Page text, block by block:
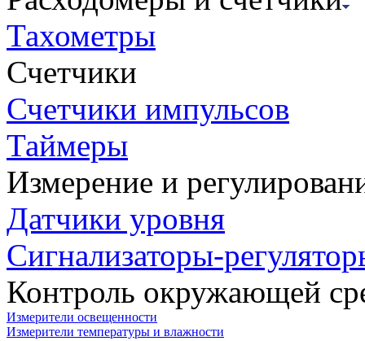
Тахометры
Счетчики
Счетчики импульсов
Таймеры
Измерение и
Датчики уровня
Сигнализаторы-
Контроль окружающей
Измерители освещенности
Измерители температуры и влажности